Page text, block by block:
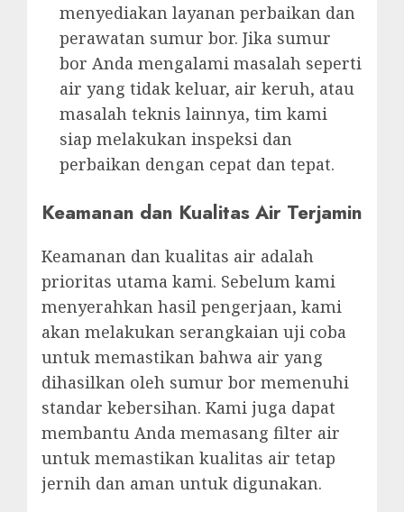
menyediakan layanan perbaikan dan
perawatan sumur bor. Jika sumur
bor Anda mengalami masalah seperti
air yang tidak keluar, air keruh, atau
masalah teknis lainnya, tim kami
siap melakukan inspeksi dan
perbaikan dengan cepat dan tepat.
Keamanan dan Kualitas Air Terjamin
Keamanan dan kualitas air adalah
prioritas utama kami. Sebelum kami
menyerahkan hasil pengerjaan, kami
akan melakukan serangkaian uji coba
untuk memastikan bahwa air yang
dihasilkan oleh sumur bor memenuhi
standar kebersihan. Kami juga dapat
membantu Anda memasang filter air
untuk memastikan kualitas air tetap
jernih dan aman untuk digunakan.